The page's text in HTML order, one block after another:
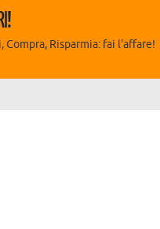
Compra, Risparmia: fai l'affare!